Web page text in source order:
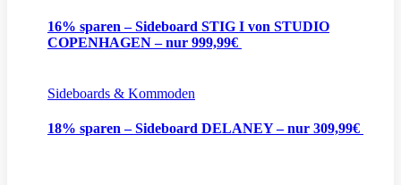
16% sparen – Sideboard STIG I von STUDIO
COPENHAGEN – nur 999,99€
Sideboards & Kommoden
18% sparen – Sideboard DELANEY – nur 309,99€